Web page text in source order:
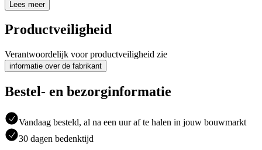
Lees meer
Productveiligheid
Verantwoordelijk voor productveiligheid zie
informatie over de fabrikant
Bestel- en bezorginformatie
Vandaag besteld, al na een uur af te halen in jouw bouwmarkt
30 dagen bedenktijd